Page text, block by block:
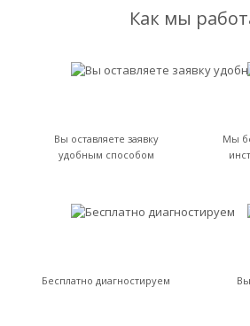
Как мы
Вы оставляете заявку
удобным способом
Мы
Бесплатно диагностируем